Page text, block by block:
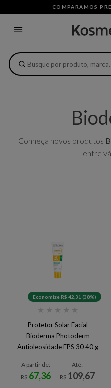
COMPARAMOS
Conheça novos produtos
entre
Economize R$ 42,31 (38%)
★ ★ ★ ★ ★
Protetor Solar Facial
Bioderma Photoderm
Antioleosidade FPS 30 40 g
A partir de:
R$ 67,36
Até:
R$ 109,67